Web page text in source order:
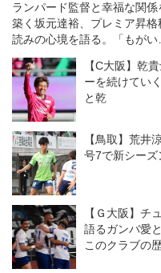
ランパード監督と幸福な関係
築く坂元達裕、プレミア昇格
読みの心境を語る。「もがい
ここまで来た。僕に何ができ
のかが重要になる」【海外】
【C大阪】乾
ーを続けてい
と乾
【鳥取】荒井
号7で新シーズ
【Ｇ大阪】チ
語るガンバ愛
このクラブの